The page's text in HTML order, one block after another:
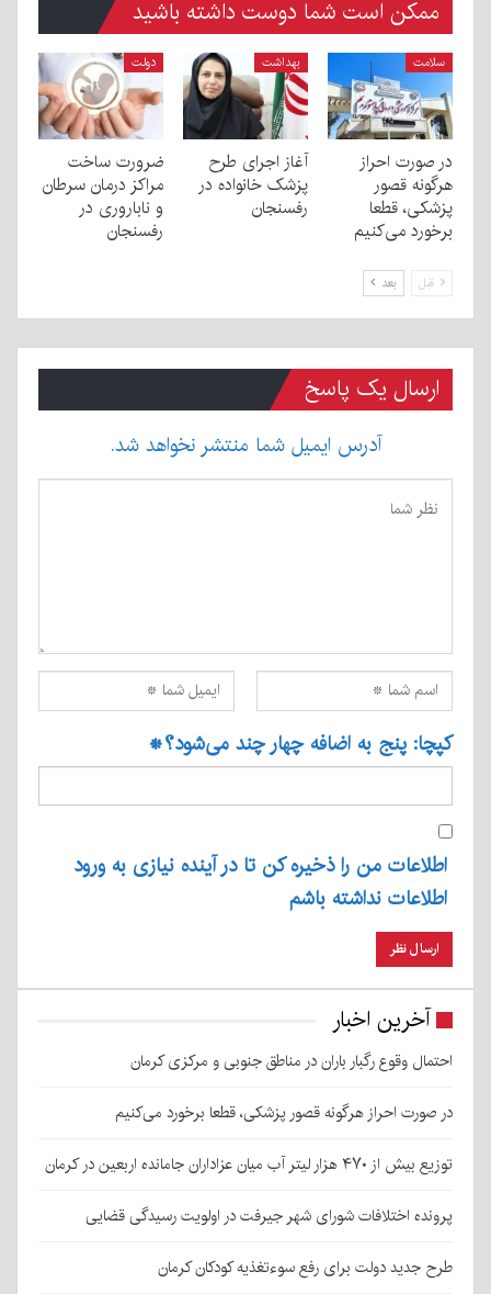
ممکن است شما دوست داشته باشید
سلامت
در صورت احراز
هرگونه قصور
پزشکی، قطعا
برخورد می‌کنیم
بهداشت
آغاز اجرای طرح
پزشک خانواده در
رفسنجان
دولت
ضرورت ساخت
مراکز درمان سرطان
و ناباروری در
رفسنجان
قبل بعد
ارسال یک پاسخ
آدرس ایمیل شما منتشر نخواهد شد.
کپچا: پنج به اضافه چهار چند می‌شود؟*
اطلاعات من را ذخیره کن تا در آینده نیازی به ورود
اطلاعات نداشته باشم
آخرین اخبار
احتمال وقوع رگبار باران در مناطق جنوبی و مرکزی کرمان
در صورت احراز هرگونه قصور پزشکی، قطعا برخورد می‌کنیم
توزیع بیش از ۴۷۰ هزار لیتر آب میان عزاداران جامانده اربعین در کرمان
پرونده اختلافات شورای شهر جیرفت در اولویت رسیدگی قضایی
طرح جدید دولت برای رفع سوءتغذیه کودکان کرمان